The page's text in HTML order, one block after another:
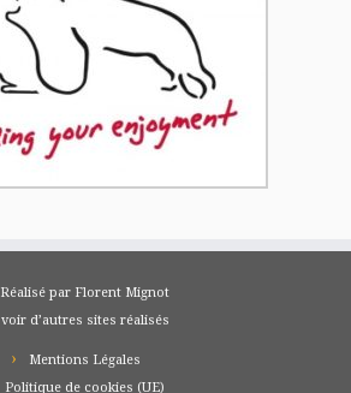
Réalisé par Florent Mignot
voir d’autres sites réalisés
Mentions Légales
Politique de cookies (UE)